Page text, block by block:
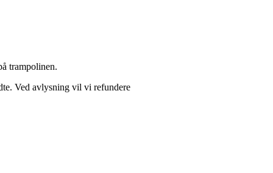
trampolinen.
Ved avlysning vil vi refundere